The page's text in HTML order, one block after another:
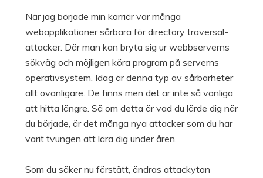
När jag började min karriär var många
webapplikationer sårbara för directory traversal-
attacker. Där man kan bryta sig ur webbserverns
sökväg och möjligen köra program på serverns
operativsystem. Idag är denna typ av sårbarheter
allt ovanligare. De finns men det är inte så vanliga
att hitta längre. Så om detta är vad du lärde dig när
du började, är det många nya attacker som du har
varit tvungen att lära dig under åren.
Som du säker nu förstått, ändras attackytan